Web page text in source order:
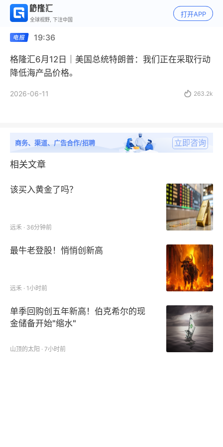
全球视野, 下注中国
打开APP
19:36
格隆汇6月12日｜美国总统特朗普：我们正在采取行动
降低海产品价格。
2026-06-11  263.2k
商务、渠道、广告合作/招聘 立即咨询
相关文章
该买入黄金了吗？
远禾 · 36分钟前
最牛老登股！悄悄创新高
远禾 · 1小时前
单季回购创五年新高！伯克希尔的现
金储备开始"缩水"
山顶的太阳 · 7小时前